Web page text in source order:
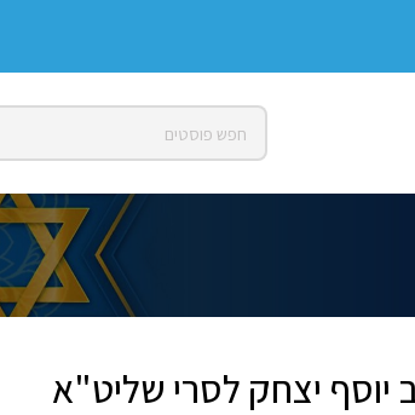
יצחק לסרי שליט"א